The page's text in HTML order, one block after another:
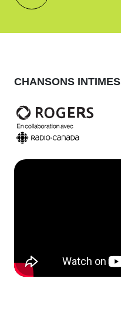
CHANSONS INTIMES